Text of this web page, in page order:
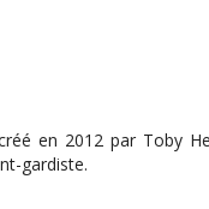
en 2012 par Toby
gardiste.